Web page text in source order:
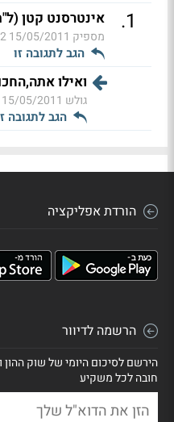
1
. אינטרסנט קטן
מספיק 15/05/2011 10:12
הגב לתגובה זו
ואילו
גולש 15/05/2011 11:56
הגב לתגובה
הורדת אפליקציה
הרשמה לדיוור
הירשם לסיכום היומי של שוק ההון
חובה לכל משקיע